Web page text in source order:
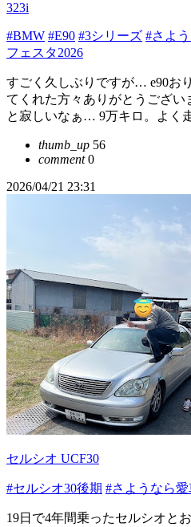
323i
#BMW #E90 #3シリーズ #さよ
フェスタ2026
すごく久しぶりですが… e90お
てくれた方々ありがとうござい
と寂しいなぁ… 9万キロ。よく
thumb_up 56
comment0
2026/04/21 23:31
セルシオ UCF30
#セルシオ30後期 #さようなら愛
19日で4年間乗ったセルシオと